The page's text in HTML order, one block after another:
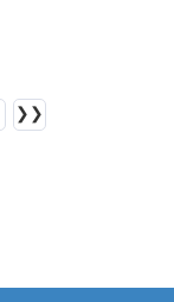
❯❯